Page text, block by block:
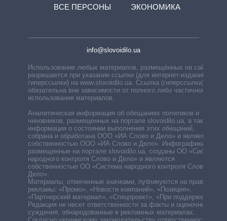
ВСЕ ПЕРСОНЫ
ЭКОНОМИКА
info@slovoidilo.ua
Использование любых материалов, размещённых на сайте,
разрешается при указании ссылки (для интернет-изданий —
гиперссылки) на www.slovoidilo.ua. Ссылка (гиперссылка)
обязательна вне зависимости от полного либо частичного
использования материалов.
Аналитическая информация об обещаниях политиков и
чиновников, размещенных на портале slovoidilo.ua, а также
информация о состоянии выполнения этих обещаний,
собрана и обработана ООО «ИА Слово и Дело» и является
собственностью ООО «ИА Слово и Дело». Инфографики,
размещенные на портале slovoidilo.ua, созданы ОО «Система
народного контроля Слово и Дело» и являются
собственностью ОО «Система народного контроля Слово и
Дело».
Материалы, отмеченные значками, публикуются на правах
рекламы: «Промо», «Новости компаний», «Позиция»,
«Партнерский материал», «Спецпроект», «При поддержке».
Редакция не несет ответственности за факты и оценочные
суждения, обнародованные в рекламных материалах.